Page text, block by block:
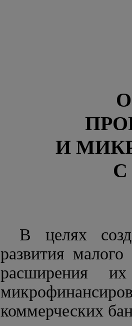
И
В целях
развития
расширения их
коммерческих